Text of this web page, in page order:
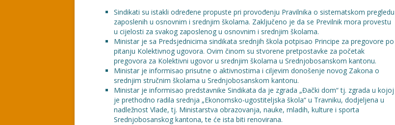
Sindikati su istakli određene propuste pri provođenju Pravilnika o sistematskom pregledu
zaposlenih u osnovnim i srednjim školama. Zaključeno je da se Previlnik mora provestu
u cijelosti za svakog zaposlenog u osnovnim i srednjim školama.
Ministar je sa Predsjednicima sindikata srednjih škola potpisao Principe za pregovore po
pitanju Kolektivnog ugovora. Ovim činom su stvorene pretpostavke za početak
pregovora za Kolektivni ugovor u srednjim školama u Srednjobosanskom kantonu.
Ministar je informisao prisutne o aktivnostima i ciljevim donošenje novog Zakona o
srednjim stručnim školama u Srednjobosanskom kantonu.
Ministar je informisao predstavnike Sindikata da je zgrada „Đački dom“ tj. zgrada u kojoj
je prethodno radila srednja „Ekonomsko-ugostiteljska škola“ u Travniku, dodjeljena u
nadležnost Vlade, tj. Ministarstva obrazovanja, nauke, mladih, kulture i sporta
Srednjobosanskog kantona, te će ista biti renovirana.